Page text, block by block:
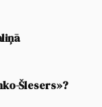
Šlesers»?